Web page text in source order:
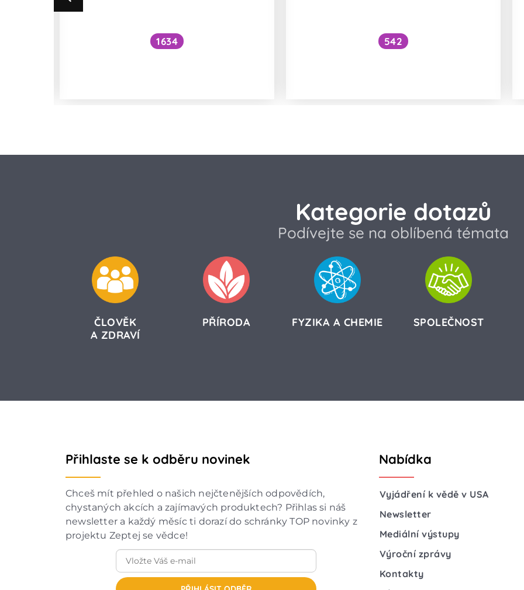
1634 542
Kategorie dotazů
Podívejte se na oblíbená témata
ČLOVĚK
A ZDRAVÍ
PŘÍRODA FYZIKA A CHEMIE SPOLEČNOST
Přihlaste se k odběru novinek
Chceš mít přehled o našich nejčtenějších odpovědích,
chystaných akcích a zajímavých produktech? Přihlas si náš
newsletter a každý měsíc ti dorazí do schránky TOP novinky z
projektu Zeptej se vědce!
Nabídka
Vyjádření k vědě v USA
Newsletter
Mediální výstupy
Výroční zprávy
Kontakty